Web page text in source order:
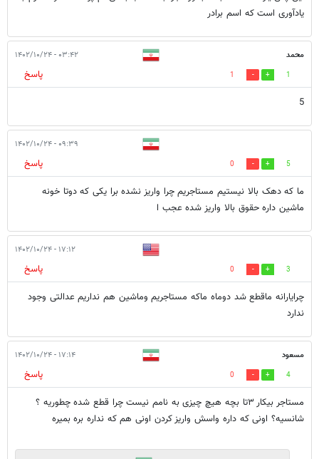
یادآوری است که اسم برادر
محمد ۰۳:۴۲ - ۱۴۰۲/۱۰/۲۴
1
1
پاسخ
5
۰۹:۳۹ - ۱۴۰۲/۱۰/۲۴
5
0
پاسخ
ما که دهک بالا نیستیم مستاجریم چرا واریز نشده برا یکی که دوتا خونه
ماشین داره حقوق بالا واریز شده عجب ا
۱۷:۱۲ - ۱۴۰۲/۱۰/۲۴
3
0
پاسخ
چرایارانه ماقطع شد دوماه ماکه مستاجریم وماشین هم نداریم عدالتی وجود
ندارد
مسعود ۱۷:۱۴ - ۱۴۰۲/۱۰/۲۴
4
0
پاسخ
مستاجر بیکار ۳تا بچه هیچ چیزی به نامم نیست چرا قطع شده چطوریه ؟
شانسیه؟ اونی که داره واسش واریز کردن اونی هم که نداره بره بمیره